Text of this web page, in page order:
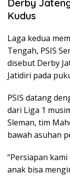
Derby
Kudus
Laga kedua
Tengah, PSIS
disebut Derby
Jatidiri pada
PSIS datang
dari Liga 1
Sleman, tim
bawah asuhan
“Persiapan
anak bisa